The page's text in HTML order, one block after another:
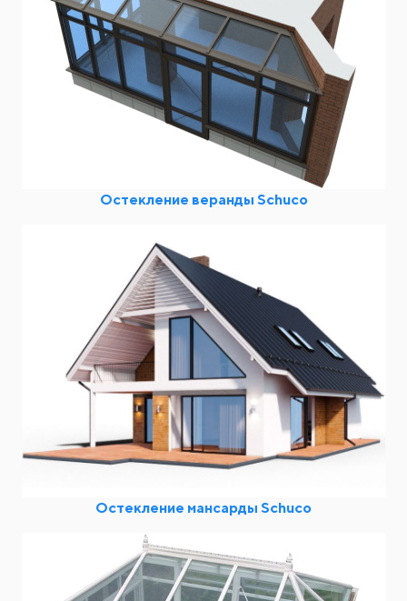
Остекление веранды Schuco
Остекление мансарды Schuco